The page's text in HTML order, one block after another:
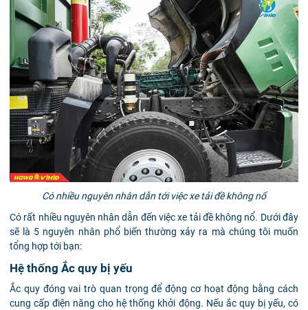
Có nhiều nguyên nhân dẫn tới việc xe tải đề không nổ
Có rất nhiều nguyên nhân dẫn đến việc xe tải đề không nổ. Dưới đây
sẽ là 5 nguyên nhân phổ biến thường xảy ra mà chúng tôi muốn
tổng hợp tới bạn:
Hệ thống Ắc quy bị yếu
Ắc quy đóng vai trò quan trọng để động cơ hoạt động bằng cách
cung cấp điện năng cho hệ thống khởi động. Nếu ắc quy bị yếu, có